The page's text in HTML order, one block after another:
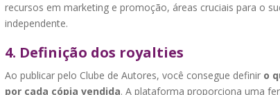
recursos em marketing e promoção, áreas cruciais para o
independente.
4. Definição dos royalties
Ao publicar pelo Clube de Autores, você consegue definir o
por cada cópia vendida. A plataforma proporciona uma